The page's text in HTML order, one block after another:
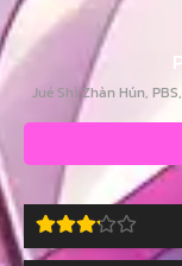
Jué Shì Zhàn Hún,